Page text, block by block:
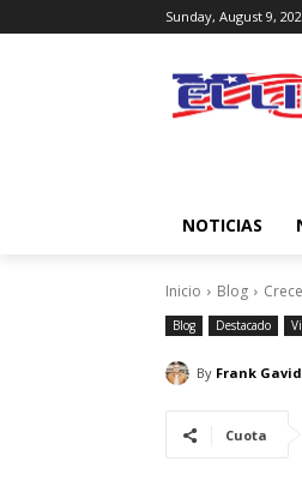
Sunday, August 9,
NOTICIAS
Inicio Blog
Blog Destacado
By Frank
Cuota